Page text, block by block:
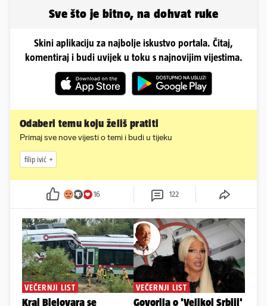
Sve što je bitno, na dohvat ruke
Skini aplikaciju za najbolje iskustvo portala. Čitaj,
komentiraj i budi uvijek u toku s najnovijim vijestima.
Odaberi temu koju želiš pratiti
Primaj sve nove vijesti o temi i budi u tijeku
filip ivić
16 122